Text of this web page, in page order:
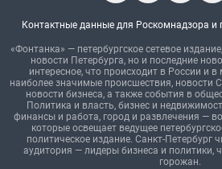
Контактные данные для Роскомнадзора и
«Фонтанка» — петербургское сетевое
новости Петербурга, но и последние
интересное, что происходит в России и
наиболее значимые происшествия, новости
новости бизнеса, а также события в
Политика и власть, бизнес и
финансы и работа, город и развлечения —
которые освещает ведущее
политическое издание. Санкт-Петербург
аудитория — лидеры бизнеса и политики,
горожан.